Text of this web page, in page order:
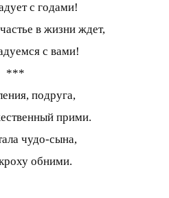
с годами!
в жизни ждет,
с вами!
***
подруга,
прими.
чудо-сына,
обними.